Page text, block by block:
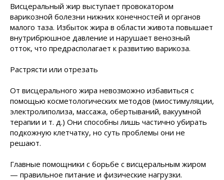
Висцеральный жир выступает провокатором
варикозной болезни нижних конечностей и органов
малого таза. Избыток жира в области живота повышает
внутрибрюшное давление и нарушает венозный
отток, что предрасполагает к развитию варикоза.
Растрясти или отрезать
От висцерального жира невозможно избавиться с
помощью косметологических методов (миостимуляции,
электролиполиза, массажа, обертываний, вакуумной
терапии и т. д.) Они способны лишь частично убирать
подкожную клетчатку, но суть проблемы они не
решают.
Главные помощники с борьбе с висцеральным жиром
— правильное питание и физические нагрузки.